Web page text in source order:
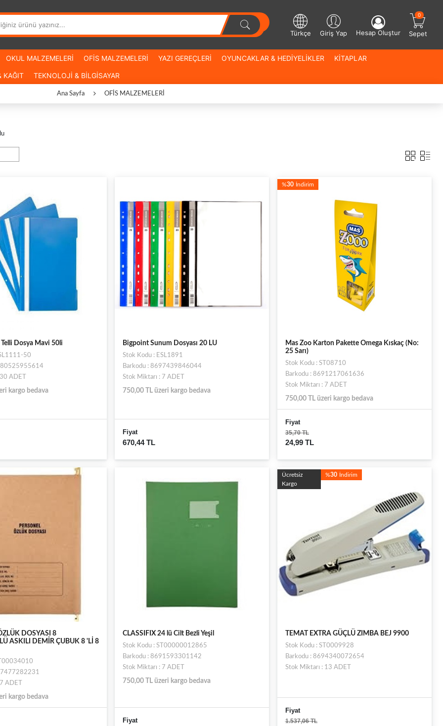
Sepet
0
Türkçe Giriş Yap Hesap Oluştur
OKUL MALZEMELERİ OFİS MALZEMELERİ YAZI GEREÇLERİ OYUNCAKLAR & HEDİYELİKLER KİTAPLAR
KAĞIT TEKNOLOJİ & BİLGİSAYAR
Ana Sayfa OFİS MALZEMELERİ
Dosya Mavi 50li
50
ADET
kargo bedava
Bigpoint Sunum Dosyası 20 LU
Stok Kodu : ESL1891
Barkodu : 8697439846044
Stok Miktarı : 7 ADET
750,00 TL üzeri kargo bedava
Fiyat
670,44 TL
%30 İndirim
Mas Zoo Karton Pakette Omega Kıskaç (No:
25 Sarı)
Stok Kodu : ST08710
Barkodu : 8691217061636
Stok Miktarı : 7 ADET
750,00 TL üzeri kargo bedava
Fiyat
35,70 TL
24,99 TL
DOSYASI 8
ASKILI DEMİR ÇUBUK 8 'Lİ 8
ADET
kargo bedava
CLASSIFIX 24 lü Cilt Bezli Yeşil
Stok Kodu : ST00000012865
Barkodu : 8691593301142
Stok Miktarı : 7 ADET
750,00 TL üzeri kargo bedava
Fiyat
Ücretsiz
Kargo
%30 İndirim
TEMAT EXTRA GÜÇLÜ ZIMBA BEJ 9900
Stok Kodu : ST0009928
Barkodu : 8694340072654
Stok Miktarı : 13 ADET
Fiyat
1.537,06 TL